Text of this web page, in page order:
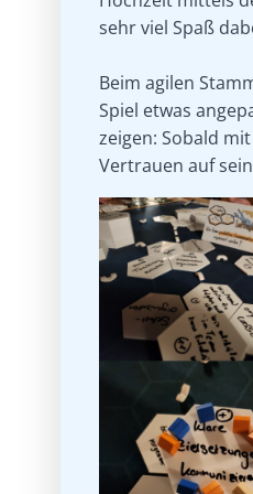
sehr viel Spaß
Beim agilen
Spiel etwas
zeigen: Sobald
Vertrauen auf